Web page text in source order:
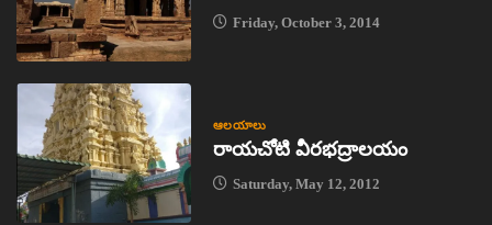
Friday, October 3, 2014
ఆలయాలు
రాయచోటి వీరభద్రాలయం
Saturday, May 12, 2012